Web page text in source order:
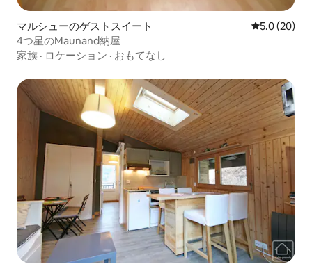
マルシューのゲストスイート レビュー20
5.0 (20)
4つ星のMaunand納屋
家族 · ロケーション · おもてなし